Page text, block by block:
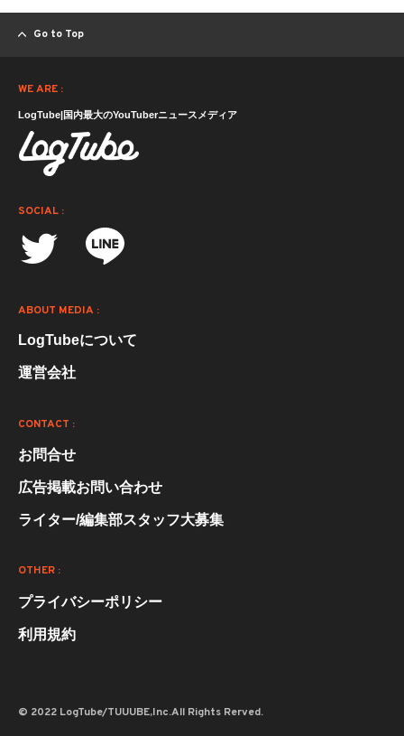
Go to Top
WE ARE :
LogTube|国内最大のYouTuberニュースメディア
SOCIAL :
ABOUT MEDIA :
LogTubeについて
運営会社
CONTACT :
お問合せ
広告掲載お問い合わせ
ライター/編集部スタッフ大募集
OTHER :
プライバシーポリシー
利用規約
© 2022 LogTube/TUUUBE,Inc.All Rights Rerved.